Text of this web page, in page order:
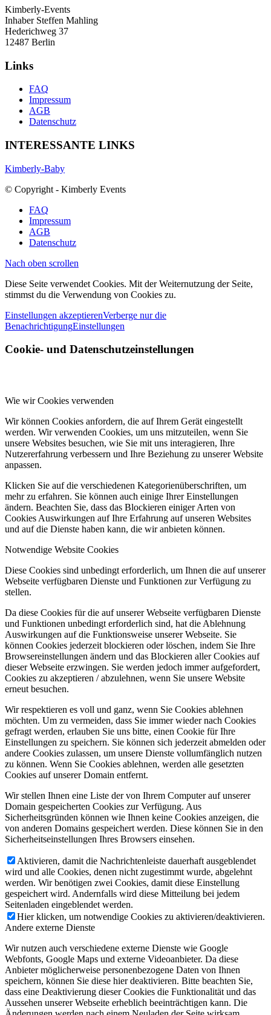
Kimberly-Events
Inhaber Steffen Mahling
Hederichweg 37
12487 Berlin
Links
FAQ
Impressum
AGB
Datenschutz
INTERESSANTE LINKS
Kimberly-Baby
© Copyright - Kimberly Events
FAQ
Impressum
AGB
Datenschutz
Nach oben scrollen
Diese Seite verwendet Cookies. Mit der Weiternutzung der Seite,
stimmst du die Verwendung von Cookies zu.
Einstellungen akzeptierenVerberge nur die
BenachrichtigungEinstellungen
Cookie- und Datenschutzeinstellungen
Wie wir Cookies verwenden
Wir können Cookies anfordern, die auf Ihrem Gerät eingestellt
werden. Wir verwenden Cookies, um uns mitzuteilen, wenn Sie
unsere Websites besuchen, wie Sie mit uns interagieren, Ihre
Nutzererfahrung verbessern und Ihre Beziehung zu unserer Website
anpassen.
Klicken Sie auf die verschiedenen Kategorienüberschriften, um
mehr zu erfahren. Sie können auch einige Ihrer Einstellungen
ändern. Beachten Sie, dass das Blockieren einiger Arten von
Cookies Auswirkungen auf Ihre Erfahrung auf unseren Websites
und auf die Dienste haben kann, die wir anbieten können.
Notwendige Website Cookies
Diese Cookies sind unbedingt erforderlich, um Ihnen die auf unserer
Webseite verfügbaren Dienste und Funktionen zur Verfügung zu
stellen.
Da diese Cookies für die auf unserer Webseite verfügbaren Dienste
und Funktionen unbedingt erforderlich sind, hat die Ablehnung
Auswirkungen auf die Funktionsweise unserer Webseite. Sie
können Cookies jederzeit blockieren oder löschen, indem Sie Ihre
Browsereinstellungen ändern und das Blockieren aller Cookies auf
dieser Webseite erzwingen. Sie werden jedoch immer aufgefordert,
Cookies zu akzeptieren / abzulehnen, wenn Sie unsere Website
erneut besuchen.
Wir respektieren es voll und ganz, wenn Sie Cookies ablehnen
möchten. Um zu vermeiden, dass Sie immer wieder nach Cookies
gefragt werden, erlauben Sie uns bitte, einen Cookie für Ihre
Einstellungen zu speichern. Sie können sich jederzeit abmelden oder
andere Cookies zulassen, um unsere Dienste vollumfänglich nutzen
zu können. Wenn Sie Cookies ablehnen, werden alle gesetzten
Cookies auf unserer Domain entfernt.
Wir stellen Ihnen eine Liste der von Ihrem Computer auf unserer
Domain gespeicherten Cookies zur Verfügung. Aus
Sicherheitsgründen können wie Ihnen keine Cookies anzeigen, die
von anderen Domains gespeichert werden. Diese können Sie in den
Sicherheitseinstellungen Ihres Browsers einsehen.
Aktivieren, damit die Nachrichtenleiste dauerhaft ausgeblendet
wird und alle Cookies, denen nicht zugestimmt wurde, abgelehnt
werden. Wir benötigen zwei Cookies, damit diese Einstellung
gespeichert wird. Andernfalls wird diese Mitteilung bei jedem
Seitenladen eingeblendet werden.
Hier klicken, um notwendige Cookies zu aktivieren/deaktivieren.
Andere externe Dienste
Wir nutzen auch verschiedene externe Dienste wie Google
Webfonts, Google Maps und externe Videoanbieter. Da diese
Anbieter möglicherweise personenbezogene Daten von Ihnen
speichern, können Sie diese hier deaktivieren. Bitte beachten Sie,
dass eine Deaktivierung dieser Cookies die Funktionalität und das
Aussehen unserer Webseite erheblich beeinträchtigen kann. Die